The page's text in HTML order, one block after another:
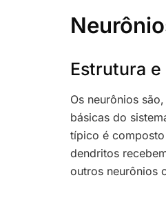
Estrutura
Os neurônios
básicas do
típico é
dendritos
outros neurônios